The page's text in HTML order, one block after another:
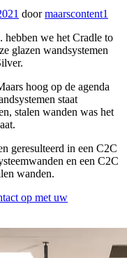
doormaarscontent1
hebben we het Cradle to
glazen wandsystemen
hoog op de agenda
staat
stalen wanden was het
geresulteerd in een C2C
en een C2C
wanden.
op met uw